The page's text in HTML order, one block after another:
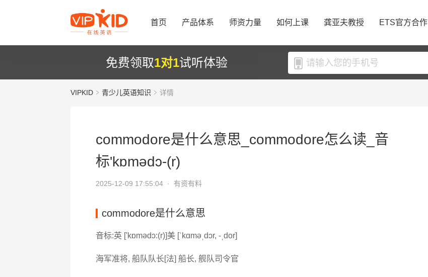
首页 产品体系 师资力量 如何上课 龚亚夫教授 ETS官方合作
免费领取1对1试听体验
VIPKID 青少儿英语知识 详情
commodore是什么意思_commodore怎么读_音
标'kɒmədɔ-(r)
2025-12-09 17:55:04 · 有资有料
commodore是什么意思
音标:英 ['kɒmədɔ:(r)]美 [ˈkɑməˌdɔr, -ˌdor]
海军准将, 船队队长[法] 船长, 舰队司令官